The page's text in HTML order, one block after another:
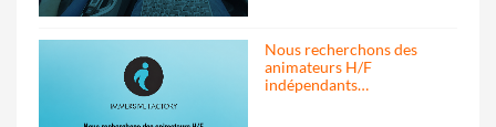
Nous recherchons des
animateurs H/F
indépendants…